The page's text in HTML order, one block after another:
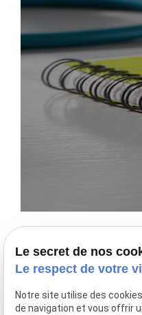
02
Le secret de nos
Le respect de votre
Notre site utilise des
de navigation et vous offrir